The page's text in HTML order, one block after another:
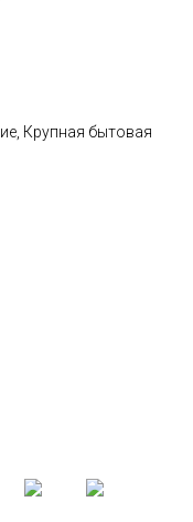
Крупная бытовая